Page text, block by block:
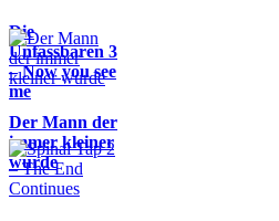
Die
Unfassbaren 3
– Now you see
me
Der Mann der
immer kleiner
wurde